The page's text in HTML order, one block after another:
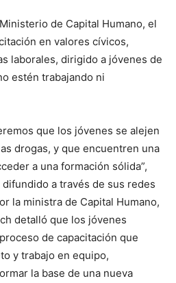
de Capital Humano, el
en valores cívicos,
laborales, dirigido a jóvenes de
estén trabajando ni
que los jóvenes se alejen
drogas, y que encuentren una
a una formación sólida”,
a través de sus redes
la ministra de Capital Humano,
detalló que los jóvenes
de capacitación que
y trabajo en equipo,
la base de una nueva